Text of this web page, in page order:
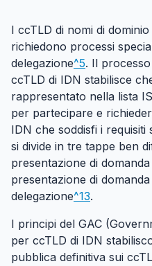
I ccTLD di nomi di
richiedono processi
delegazione^5. Il
ccTLD di IDN stabilisce
rappresentato nella lista
per partecipare e
IDN che soddisfi i requisiti
si divide in tre tappe ben
presentazione di
presentazione di
delegazione^13.
I principi del GAC
per ccTLD di IDN
pubblica definitiva sui